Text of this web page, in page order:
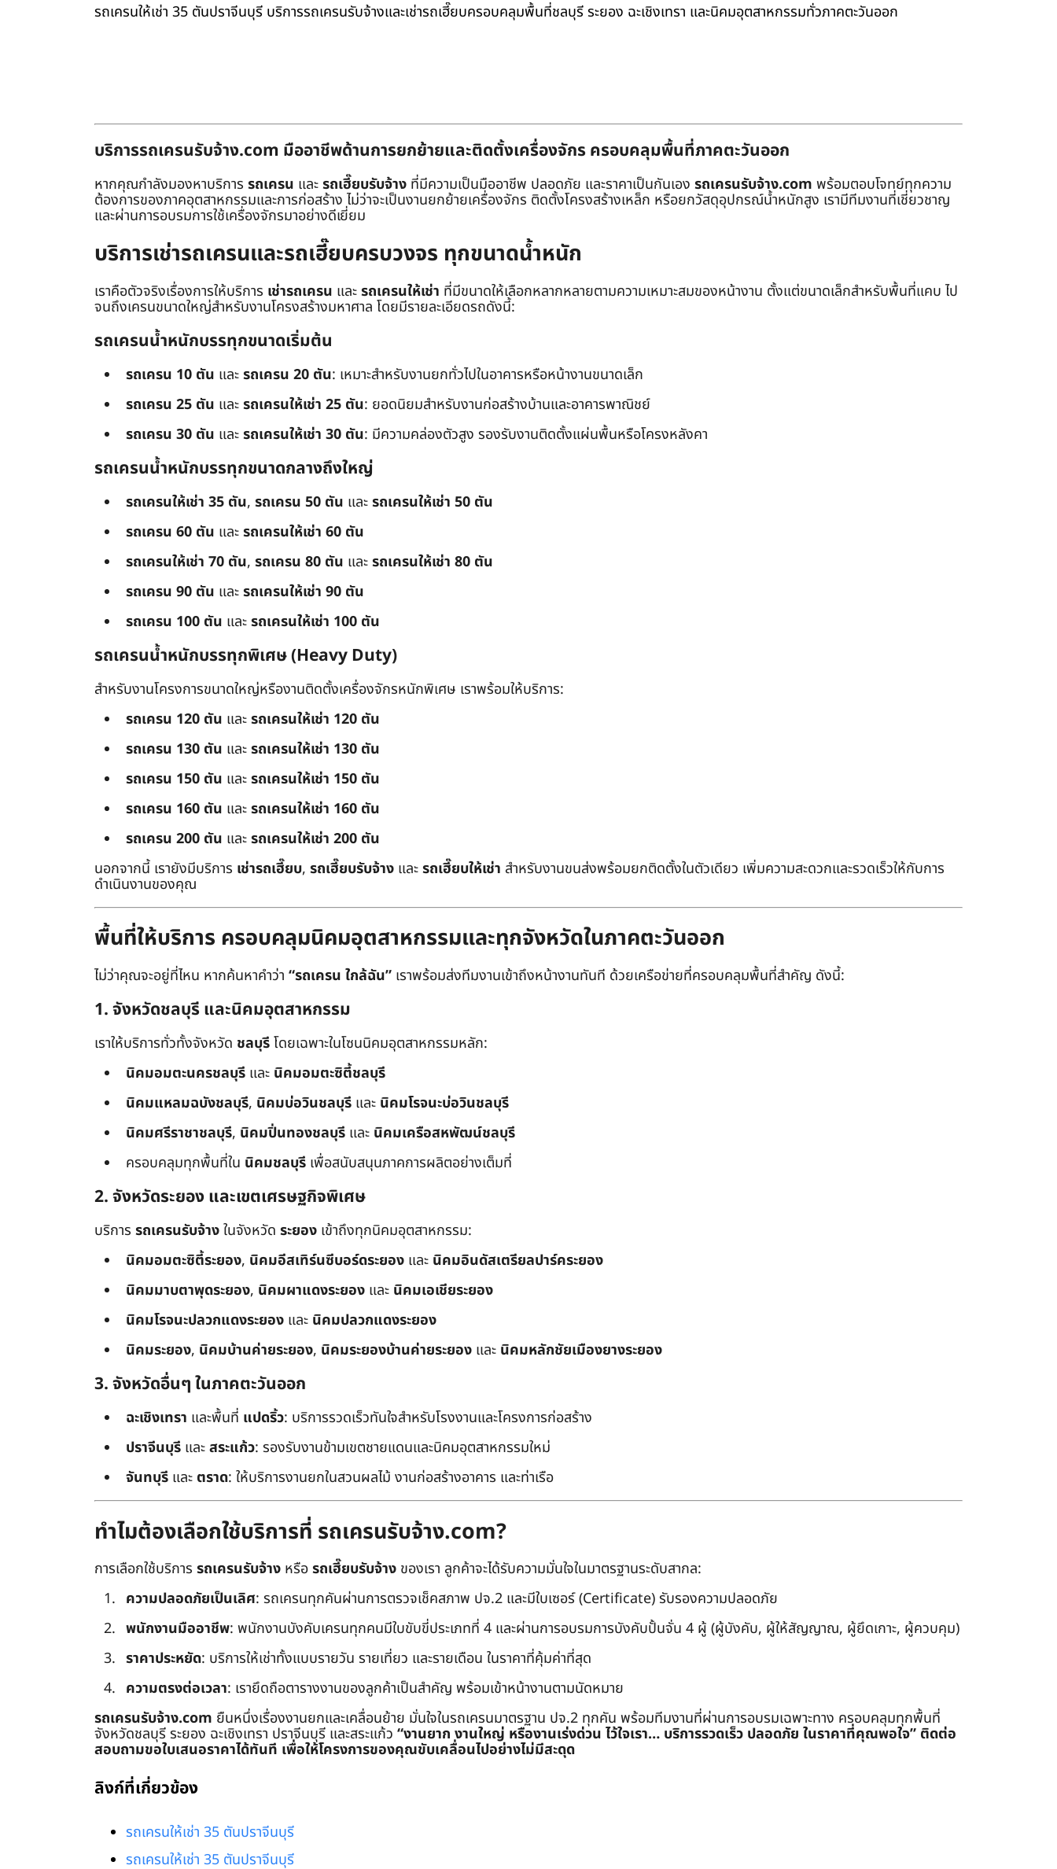
รถเครนให้เช่า 35 ตันปราจีนบุรี บริการรถเครนรับจ้างและเช่ารถเฮี๊ยบครอบคลุมพื้นที่ชลบุรี ระยอง ฉะเชิงเทรา และนิคมอุตสาหกรรมทั่วภาคตะวันออก
บริการรถเครนรับจ้าง.com มืออาชีพด้านการยกย้ายและติดตั้งเครื่องจักร ครอบคลุมพื้นที่ภาคตะวันออก
หากคุณกำลังมองหาบริการ รถเครน และรถเฮี๊ยบรับจ้าง ที่มีความเป็นมืออาชีพ ปลอดภัย และราคาเป็นกันเอง รถเครนรับจ้าง.com พร้อมตอบโจทย์ทุกความ
ต้องการของภาคอุตสาหกรรมและการก่อสร้าง ไม่ว่าจะเป็นงานยกย้ายเครื่องจักร ติดตั้งโครงสร้างเหล็ก หรือยกวัสดุอุปกรณ์น้ำหนักสูง เรามีทีมงานที่เชี่ยวชาญ
และผ่านการอบรมการใช้เครื่องจักรมาอย่างดีเยี่ยม
บริการเช่ารถเครนและรถเฮี๊ยบครบวงจร ทุกขนาดน้ำหนัก
เราคือตัวจริงเรื่องการให้บริการ เช่ารถเครน และรถเครนให้เช่า ที่มีขนาดให้เลือกหลากหลายตามความเหมาะสมของหน้างาน ตั้งแต่ขนาดเล็กสำหรับพื้นที่แคบ ไป
จนถึงเครนขนาดใหญ่สำหรับงานโครงสร้างมหาศาล โดยมีรายละเอียดรถดังนี้:
รถเครนน้ำหนักบรรทุกขนาดเริ่มต้น
รถเครน 10 ตัน และรถเครน 20 ตัน: เหมาะสำหรับงานยกทั่วไปในอาคารหรือหน้างานขนาดเล็ก
รถเครน 25 ตัน และรถเครนให้เช่า 25 ตัน: ยอดนิยมสำหรับงานก่อสร้างบ้านและอาคารพาณิชย์
รถเครน 30 ตัน และรถเครนให้เช่า 30 ตัน: มีความคล่องตัวสูง รองรับงานติดตั้งแผ่นพื้นหรือโครงหลังคา
รถเครนน้ำหนักบรรทุกขนาดกลางถึงใหญ่
รถเครนให้เช่า 35 ตัน, รถเครน 50 ตัน และรถเครนให้เช่า 50 ตัน
รถเครน 60 ตัน และรถเครนให้เช่า 60 ตัน
รถเครนให้เช่า 70 ตัน, รถเครน 80 ตัน และรถเครนให้เช่า 80 ตัน
รถเครน 90 ตัน และรถเครนให้เช่า 90 ตัน
รถเครน 100 ตัน และรถเครนให้เช่า 100 ตัน
รถเครนน้ำหนักบรรทุกพิเศษ (Heavy Duty)
สำหรับงานโครงการขนาดใหญ่หรืองานติดตั้งเครื่องจักรหนักพิเศษ เราพร้อมให้บริการ:
รถเครน 120 ตัน และรถเครนให้เช่า 120 ตัน
รถเครน 130 ตัน และรถเครนให้เช่า 130 ตัน
รถเครน 150 ตัน และรถเครนให้เช่า 150 ตัน
รถเครน 160 ตัน และรถเครนให้เช่า 160 ตัน
รถเครน 200 ตัน และรถเครนให้เช่า 200 ตัน
นอกจากนี้ เรายังมีบริการ เช่ารถเฮี๊ยบ, รถเฮี๊ยบรับจ้าง และรถเฮี๊ยบให้เช่า สำหรับงานขนส่งพร้อมยกติดตั้งในตัวเดียว เพิ่มความสะดวกและรวดเร็วให้กับการ
ดำเนินงานของคุณ
พื้นที่ให้บริการ ครอบคลุมนิคมอุตสาหกรรมและทุกจังหวัดในภาคตะวันออก
ไม่ว่าคุณจะอยู่ที่ไหน หากค้นหาคำว่า “รถเครน ใกล้ฉัน” เราพร้อมส่งทีมงานเข้าถึงหน้างานทันที ด้วยเครือข่ายที่ครอบคลุมพื้นที่สำคัญ ดังนี้:
1. จังหวัดชลบุรี และนิคมอุตสาหกรรม
เราให้บริการทั่วทั้งจังหวัด ชลบุรีโดยเฉพาะในโซนนิคมอุตสาหกรรมหลัก:
นิคมอมตะนครชลบุรี และ นิคมอมตะซิตี้ชลบุรี
นิคมแหลมฉบังชลบุรี, นิคมบ่อวินชลบุรี และ นิคมโรจนะบ่อวินชลบุรี
นิคมศรีราชาชลบุรี, นิคมปิ่นทองชลบุรี และ นิคมเครือสหพัฒน์ชลบุรี
ครอบคลุมทุกพื้นที่ใน นิคมชลบุรี เพื่อสนับสนุนภาคการผลิตอย่างเต็มที่
2. จังหวัดระยอง และเขตเศรษฐกิจพิเศษ
บริการ รถเครนรับจ้างในจังหวัด ระยอง เข้าถึงทุกนิคมอุตสาหกรรม:
นิคมอมตะซิตี้ระยอง, นิคมอีสเทิร์นซีบอร์ดระยอง และ นิคมอินดัสเตรียลปาร์คระยอง
นิคมมาบตาพุดระยอง, นิคมผาแดงระยอง และ นิคมเอเชียระยอง
นิคมโรจนะปลวกแดงระยอง และ นิคมปลวกแดงระยอง
นิคมระยอง, นิคมบ้านค่ายระยอง, นิคมระยองบ้านค่ายระยอง และ นิคมหลักชัยเมืองยางระยอง
3. จังหวัดอื่นๆ ในภาคตะวันออก
ฉะเชิงเทรา และพื้นที่ แปดริ้ว: บริการรวดเร็วทันใจสำหรับโรงงานและโครงการก่อสร้าง
ปราจีนบุรี และสระแก้ว: รองรับงานข้ามเขตชายแดนและนิคมอุตสาหกรรมใหม่
จันทบุรี และ ตราด: ให้บริการงานยกในสวนผลไม้ งานก่อสร้างอาคาร และท่าเรือ
ทำไมต้องเลือกใช้บริการที่ รถเครนรับจ้าง.com?
การเลือกใช้บริการ รถเครนรับจ้าง หรือรถเฮี๊ยบรับจ้าง ของเรา ลูกค้าจะได้รับความมั่นใจในมาตรฐานระดับสากล:
ความปลอดภัยเป็นเลิศ: รถเครนทุกคันผ่านการตรวจเช็คสภาพ ปจ.2 และมีใบเซอร์ (Certificate) รับรองความปลอดภัย
พนักงานมืออาชีพ: พนักงานบังคับเครนทุกคนมีใบขับขี่ประเภทที่ 4 และผ่านการอบรมการบังคับปั้นจั่น 4 ผู้ (ผู้บังคับ, ผู้ให้สัญญาณ, ผู้ยึดเกาะ, ผู้ควบคุม)
ราคาประหยัด: บริการให้เช่าทั้งแบบรายวัน รายเที่ยว และรายเดือน ในราคาที่คุ้มค่าที่สุด
ความตรงต่อเวลา: เรายึดถือตารางงานของลูกค้าเป็นสำคัญ พร้อมเข้าหน้างานตามนัดหมาย
รถเครนรับจ้าง.com ยืนหนึ่งเรื่องงานยกและเคลื่อนย้าย มั่นใจในรถเครนมาตรฐาน ปจ.2 ทุกคัน พร้อมทีมงานที่ผ่านการอบรมเฉพาะทาง ครอบคลุมทุกพื้นที่
จังหวัดชลบุรี ระยอง ฉะเชิงเทรา ปราจีนบุรี และสระแก้ว “งานยาก งานใหญ่ หรืองานเร่งด่วน ไว้ใจเรา… บริการรวดเร็ว ปลอดภัย ในราคาที่คุณพอใจ” ติดต่อ
สอบถามขอใบเสนอราคาได้ทันที เพื่อให้โครงการของคุณขับเคลื่อนไปอย่างไม่มีสะดุด
ลิงก์ที่เกี่ยวข้อง
รถเครนให้เช่า 35 ตันปราจีนบุรี
รถเครนให้เช่า 35 ตันปราจีนบุรี